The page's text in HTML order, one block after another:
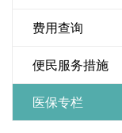
费用查询
便民服务措施
医保专栏